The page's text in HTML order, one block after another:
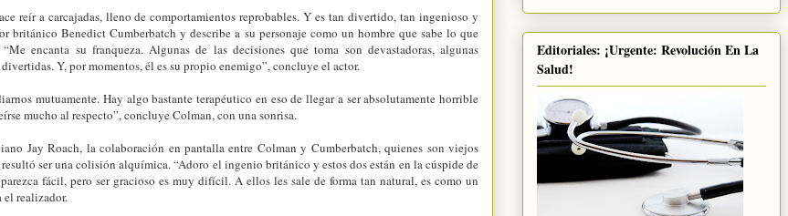
reír a carcajadas, lleno de comportamientos reprobables. Y es tan divertido, tan ingenioso y
británico Benedict Cumberbatch y describe a su personaje como un hombre que sabe lo que
encanta su franqueza. Algunas de las decisiones que toma son devastadoras, algunas
Y, por momentos, él es su propio enemigo”, concluye el actor.
mutuamente. Hay algo bastante terapéutico en eso de llegar a ser absolutamente horrible
mucho al respecto”, concluye Colman, con una sonrisa.
Jay Roach, la colaboración en pantalla entre Colman y Cumberbatch, quienes son viejos
ser una colisión alquímica. “Adoro el ingenio británico y estos dos están en la cúspide de
fácil, pero ser gracioso es muy difícil. A ellos les sale de forma tan natural, es como un
el realizador.
Editoriales: ¡Urgente: Revolución En La
Salud!